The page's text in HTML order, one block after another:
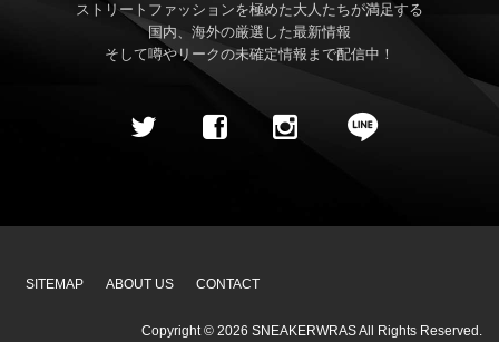
ストリートファッションを極めた大人たちが満足する
国内、海外の厳選した最新情報
そして噂やリークの未確定情報まで配信中！
SITEMAP ABOUT US CONTACT
Copyright © 2026 SNEAKERWRASAll Rights Reserved.